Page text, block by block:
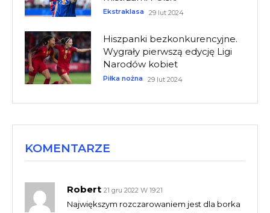
Ekstraklasa 29 lut 2024
Hiszpanki bezkonkurencyjne.
Wygrały pierwszą edycję Ligi
Narodów kobiet
Piłka nożna 29 lut 2024
KOMENTARZE
Robert 21 gru 2022 W 19:21
Największym rozczarowaniem jest dla borka